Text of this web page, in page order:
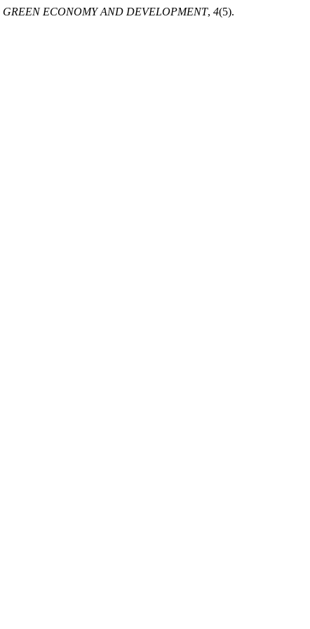
GREEN ECONOMY AND DEVELOPMENT, 4(5).